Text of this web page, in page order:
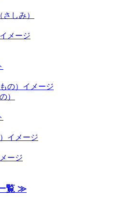
しみ）
）
覧 ≫